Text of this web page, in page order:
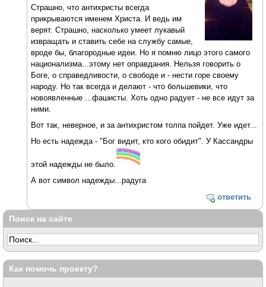
Страшно, что антихристы всегда
прикрываются именем Христа. И ведь им
верят. Страшно, насколько умеет лукавый
извращать и ставить себе на службу самые,
вроде бы, благородные идеи. Но я помню лицо этого самого
национализма...этому нет оправдания. Нельзя говорить о
Боге, о справедливости, о свободе и - нести горе своему
народу. Но так всегда и делают - что большевики, что
новоявленные ...фашисты. Хоть одно радует - не все идут за
ними.
Вот так, неверное, и за антихристом толпа пойдет. Уже идет...
Но есть надежда - "Бог видит, кто кого обидит". У Кассандры
этой надежды не было.
А вот символ надежды...радуга
ответить
Поиск на сайте
Как помочь проекту?